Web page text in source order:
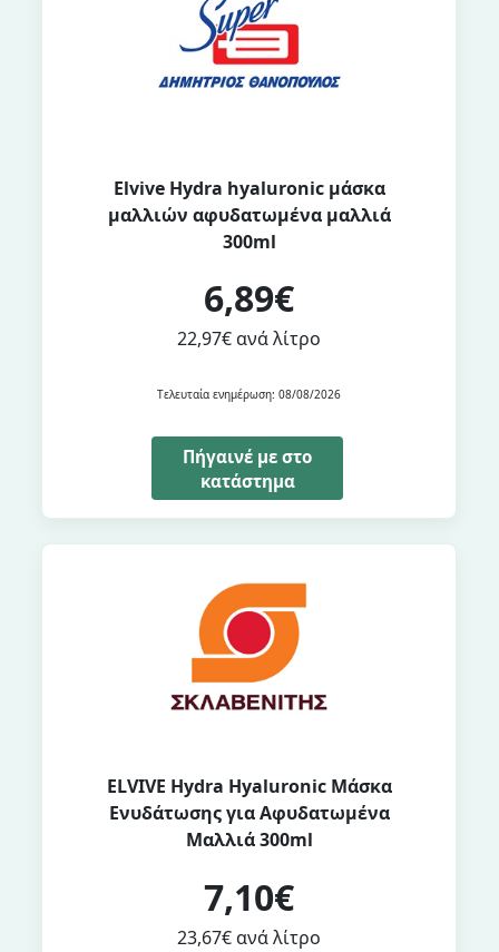
Elvive Hydra hyaluronic μάσκα
μαλλιών αφυδατωμένα μαλλιά
300ml
6,89€
22,97€ ανά λίτρο
Τελευταία ενημέρωση: 08/08/2026
Πήγαινέ με στο
κατάστημα
ELVIVE Hydra Hyaluronic Μάσκα
Ενυδάτωσης για Αφυδατωμένα
Μαλλιά 300ml
7,10€
23,67€ ανά λίτρο